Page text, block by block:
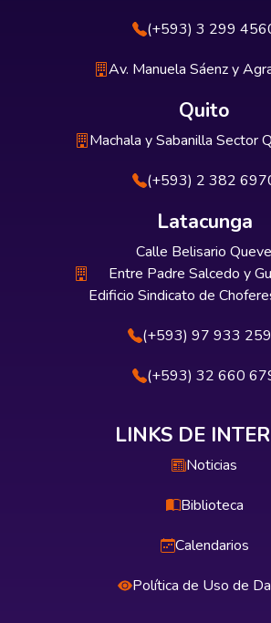
(+593) 3 299
Av. Manuela Sáenz y
Quito
Machala y Sabanilla Sector
(+593) 2 382
Latacunga
Calle Belisario
Entre Padre Salcedo y
Edificio Sindicato de
(+593) 97 933
(+593) 32 660
LINKS DE
Noticias
Biblioteca
Calendarios
Política de Uso de